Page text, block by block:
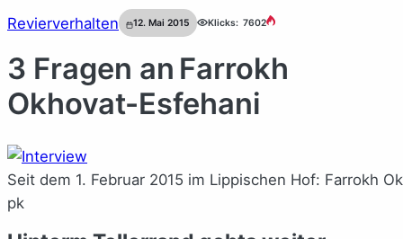
Revierverhalten 12. Mai 2015 Klicks: 7602
3 Fragen an Farrokh
Okhovat-Esfehani
Seit dem 1. Februar 2015 im Lippischen Hof: Farrokh
pk